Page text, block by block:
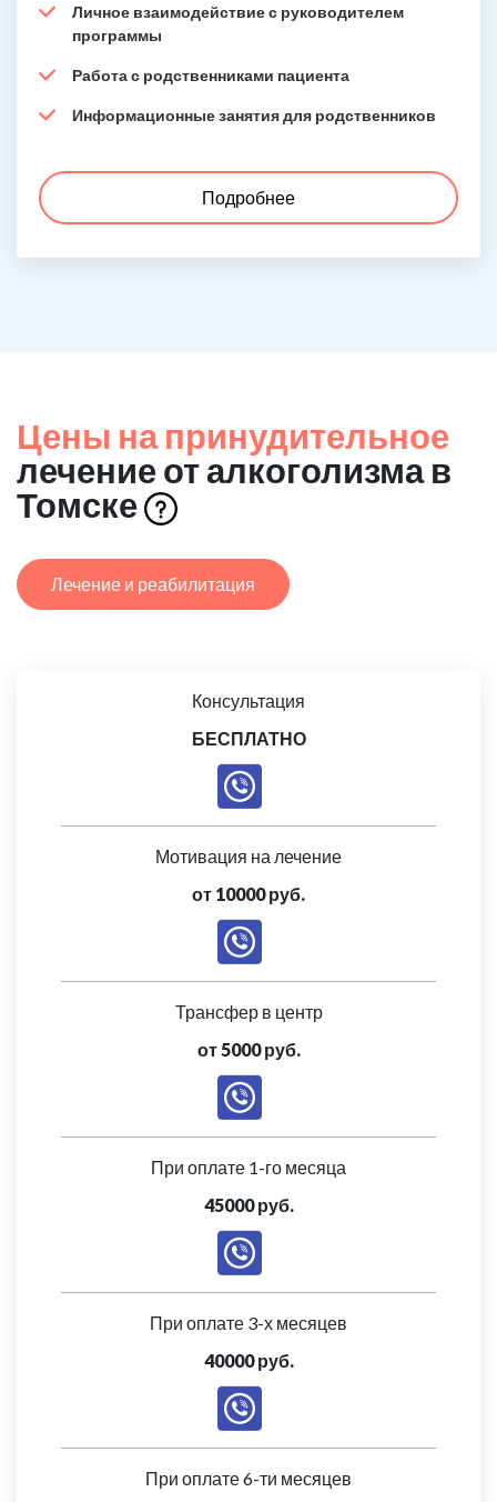
Личное взаимодействие с руководителем
программы
Работа с родственниками пациента
Информационные занятия для родственников
Подробнее
Цены на принудительное
лечение от алкоголизма в
Томске
Лечение и реабилитация
Консультация
БЕСПЛАТНО
Мотивация на лечение
от 10000 руб.
Трансфер в центр
от 5000 руб.
При оплате 1-го месяца
45000 руб.
При оплате 3-х месяцев
40000 руб.
При оплате 6-ти месяцев